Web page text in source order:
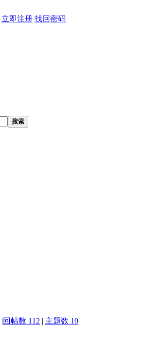
立即注册 找回密码
搜索
|回帖数 112 | 主题数 10